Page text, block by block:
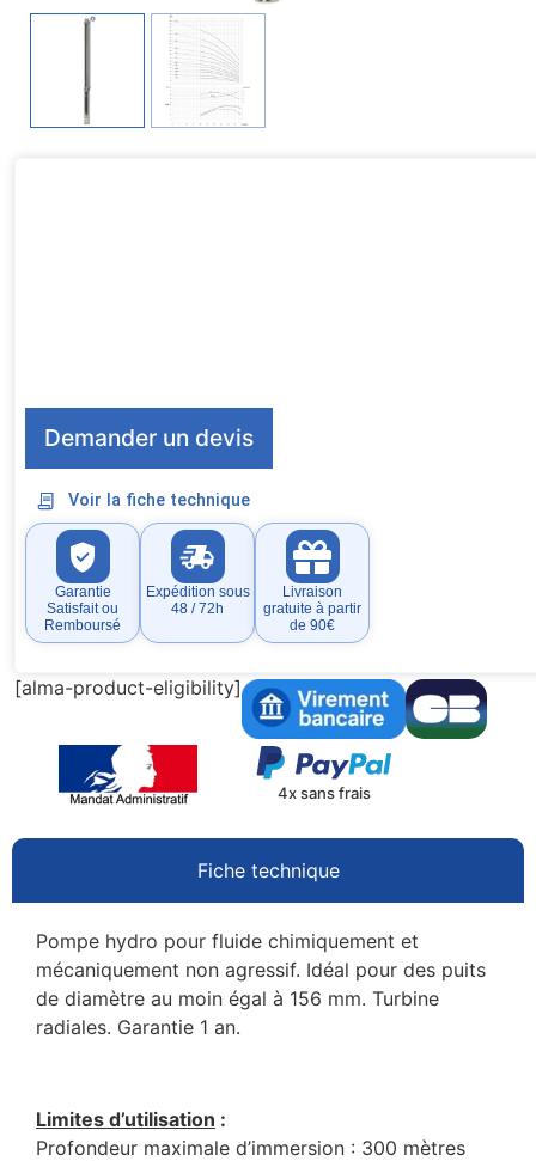
Demander un devis
Voir la fiche technique
Garantie
Satisfait ou
Remboursé
Expédition sous
48 / 72h
Livraison
gratuite à partir
de 90€
[alma-product-eligibility]
4x sans frais
Fiche technique
Pompe hydro pour fluide chimiquement et
mécaniquement non agressif. Idéal pour des puits
de diamètre au moin égal à 156 mm. Turbine
radiales. Garantie 1 an.
Limites d’utilisation :
Profondeur maximale d’immersion : 300 mètres